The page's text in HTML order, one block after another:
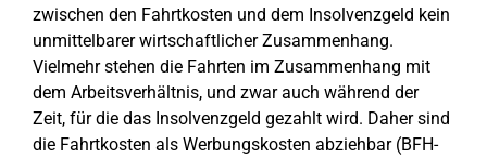
zwischen den Fahrtkosten und dem Insolvenzgeld kein
unmittelbarer wirtschaftlicher Zusammenhang.
Vielmehr stehen die Fahrten im Zusammenhang mit
dem Arbeitsverhältnis, und zwar auch während der
Zeit, für die das Insolvenzgeld gezahlt wird. Daher sind
die Fahrtkosten als Werbungskosten abziehbar (BFH-